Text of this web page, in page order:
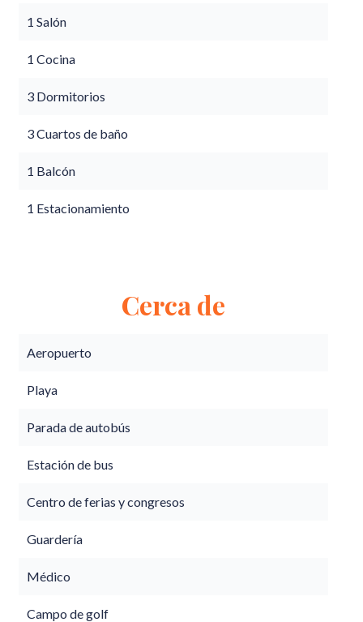
1 Salón
1 Cocina
3 Dormitorios
3 Cuartos de baño
1 Balcón
1 Estacionamiento
Cerca de
Aeropuerto
Playa
Parada de autobús
Estación de bus
Centro de ferias y congresos
Guardería
Médico
Campo de golf